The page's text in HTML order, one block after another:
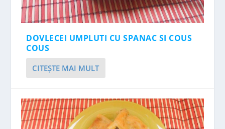
DOVLECEI UMPLUTI CU SPANAC SI COUS
COUS
CITEŞTE MAI MULT